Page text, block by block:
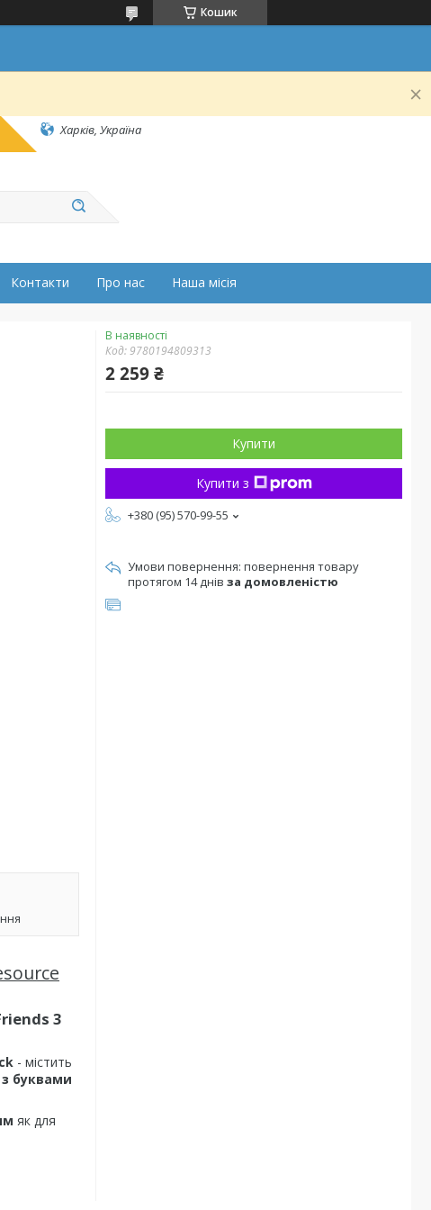
Кошик
Харків, Україна
Контакти Про нас Наша місія
3
- містить
буквами
як для
В наявності
Код:9780194809313
2 259 ₴
Купити
Купити з
+380 (95) 570-99-55
повернення товару
протягом 14 днів за домовленістю